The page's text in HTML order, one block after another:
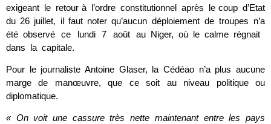
exigeant le retour à l’ordre constitutionnel après le coup d’Etat
du 26 juillet, il faut noter qu’aucun déploiement de troupes n’a
été observé ce lundi 7 août au Niger, où le calme régnait
dans la capitale.
Pour le journaliste Antoine Glaser, la Cédéao n’a plus aucune
marge de manœuvre, que ce soit au niveau politique ou
diplomatique.
« On voit une cassure très nette maintenant entre les pays